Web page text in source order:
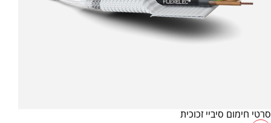
סרטי חימום סיביי זכוכית